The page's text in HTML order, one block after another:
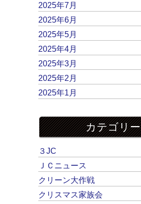
2025年7月
2025年6月
2025年5月
2025年4月
2025年3月
2025年2月
2025年1月
カテゴリー
３JC
ＪＣニュース
クリーン大作戦
クリスマス家族会